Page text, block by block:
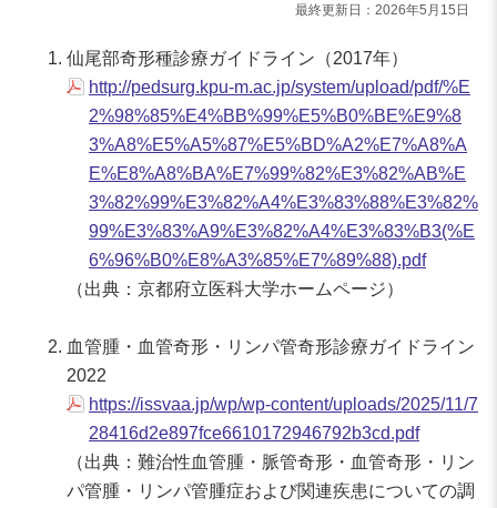
最終更新日：2026年5月15日
仙尾部奇形種診療ガイドライン（2017年）
http://pedsurg.kpu-m.ac.jp/system/upload/pdf/%E
2%98%85%E4%BB%99%E5%B0%BE%E9%8
3%A8%E5%A5%87%E5%BD%A2%E7%A8%A
E%E8%A8%BA%E7%99%82%E3%82%AB%E
3%82%99%E3%82%A4%E3%83%88%E3%82%
99%E3%83%A9%E3%82%A4%E3%83%B3(%E
6%96%B0%E8%A3%85%E7%89%88).pdf
（出典：京都府立医科大学ホームページ）
血管腫・血管奇形・リンパ管奇形診療ガイドライン
2022
https://issvaa.jp/wp/wp-content/uploads/2025/11/7
28416d2e897fce6610172946792b3cd.pdf
（出典：難治性血管腫・脈管奇形・血管奇形・リン
パ管腫・リンパ管腫症および関連疾患についての調